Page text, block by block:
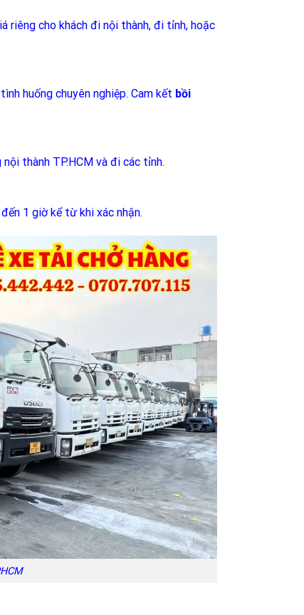
riêng cho khách đi nội thành, đi tỉnh, hoặc
huống chuyên nghiệp. Cam kết bồi
thành TP.HCM và đi các tỉnh.
1 giờ kể từ khi xác nhận.